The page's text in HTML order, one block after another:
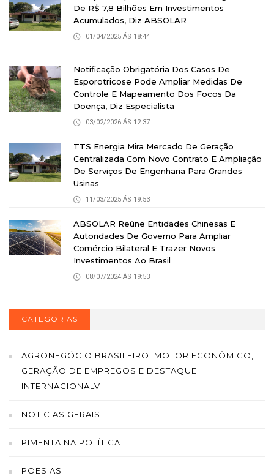
De R$ 7,8 Bilhões Em Investimentos
Acumulados, Diz ABSOLAR
01/04/2025 ÁS 18:44
Notificação Obrigatória Dos Casos De
Esporotricose Pode Ampliar Medidas De
Controle E Mapeamento Dos Focos Da
Doença, Diz Especialista
03/02/2026 ÁS 12:37
TTS Energia Mira Mercado De Geração
Centralizada Com Novo Contrato E Ampliação
De Serviços De Engenharia Para Grandes
Usinas
11/03/2025 ÁS 19:53
ABSOLAR Reúne Entidades Chinesas E
Autoridades De Governo Para Ampliar
Comércio Bilateral E Trazer Novos
Investimentos Ao Brasil
08/07/2024 ÁS 19:53
CATEGORIAS
AGRONEGÓCIO BRASILEIRO: MOTOR ECONÔMICO,
GERAÇÃO DE EMPREGOS E DESTAQUE
INTERNACIONALV
NOTICIAS GERAIS
PIMENTA NA POLÍTICA
POESIAS